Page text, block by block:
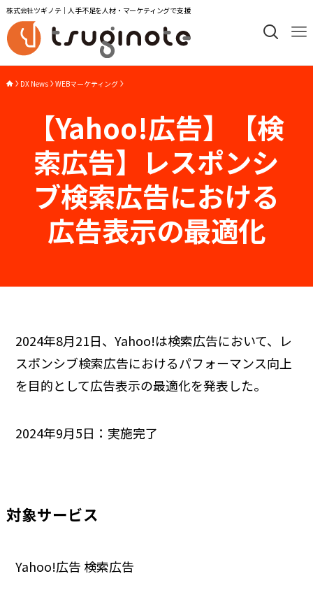
株式会社ツギノテ｜人手不足を人材・マーケティングで支援
DX News WEBマーケティング
【Yahoo!広告】【検
索広告】レスポンシ
ブ検索広告における
広告表示の最適化
2024年8月21日、Yahoo!は検索広告において、レ
スポンシブ検索広告におけるパフォーマンス向上
を目的として広告表示の最適化を発表した。
2024年9月5日：実施完了
対象サービス
Yahoo!広告 検索広告